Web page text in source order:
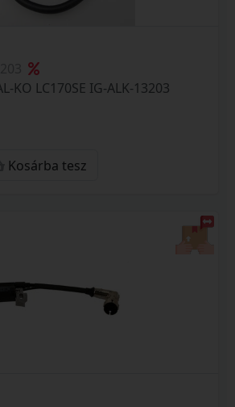
KO LC170SE IG-ALK-13203
Kosárba tesz